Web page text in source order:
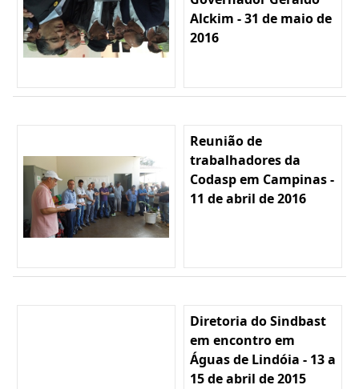
Alckim - 31 de maio de
2016
Reunião de
trabalhadores da
Codasp em Campinas -
11 de abril de 2016
Diretoria do Sindbast
em encontro em
Águas de Lindóia - 13 a
15 de abril de 2015